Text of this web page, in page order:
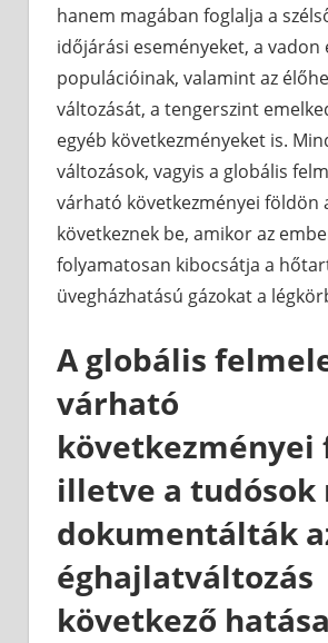
hanem magában foglalja a
időjárási eseményeket, a vadon
populációinak, valamint az
változását, a tengerszint
egyéb következményeket is.
változások, vagyis a globális
várható következményei földön
következnek be, amikor az
folyamatosan kibocsátja a
üvegházhatású gázokat a
A globális
várható
következményei
illetve a tudósok
dokumentálták
éghajlatváltozás
következő